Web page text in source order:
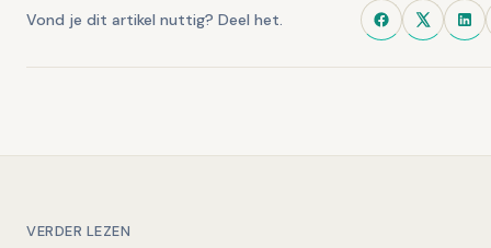
Vond je dit artikel nuttig? Deel het.
VERDER LEZEN